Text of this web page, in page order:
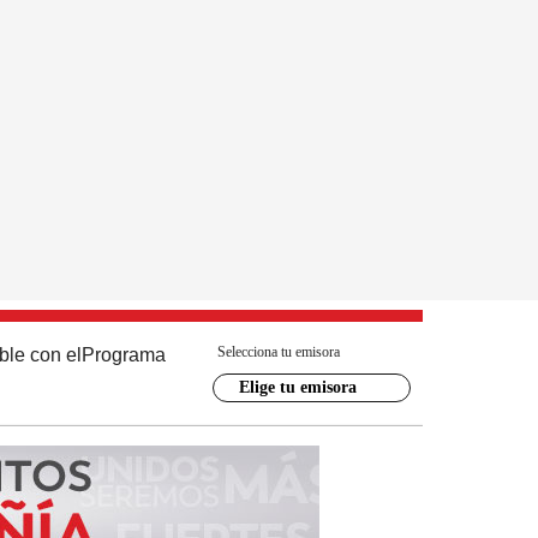
con el Programa Selecciona tu emisora
Elige tu emisora